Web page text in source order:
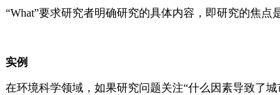
“What”要求研究者明确研究的具体内容，即研究的焦点
实例
在环境科学领域，如果研究问题关注“什么因素导致了